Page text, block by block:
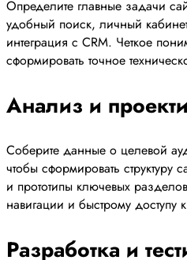
Определите главные задачи
удобный поиск, личный
интеграция с CRM. Четкое
сформировать точное
Анализ и
Соберите данные о целевой
чтобы сформировать структуру
и прототипы ключевых
навигации и быстрому доступу
Разработка и